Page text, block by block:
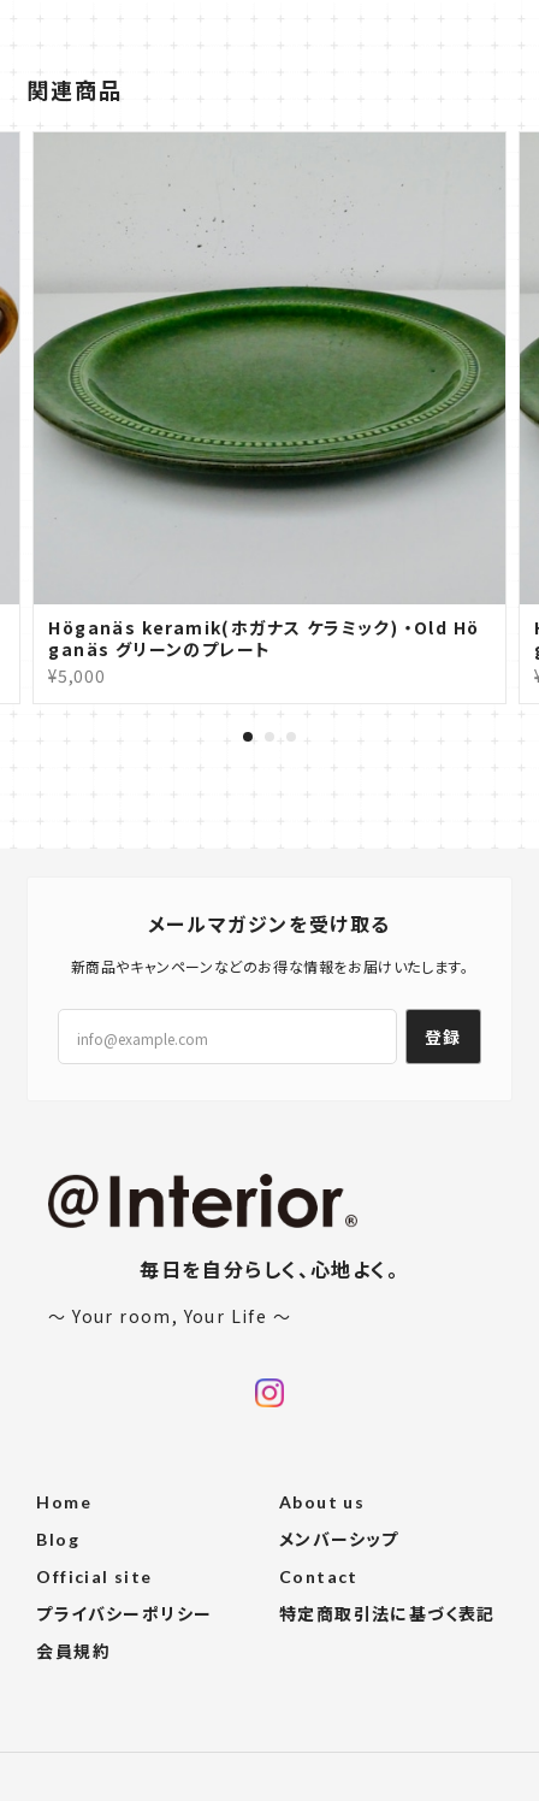
関連商品
Höganäs keramik(ホガナス ケラミック) ・Old Hö
ganäs グリーンのプレート
¥5,000
メールマガジンを受け取る
新商品やキャンペーンなどのお得な情報をお届けいたします。
登録
毎日を自分らしく、心地よく。
〜 Your room, Your Life 〜
Home
About us
Blog
メンバーシップ
Official site
Contact
プライバシーポリシー
特定商取引法に基づく表記
会員規約